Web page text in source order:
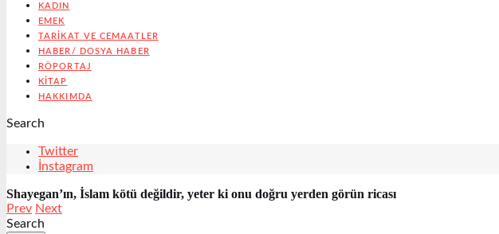
KADIN
EMEK
TARIKAT VE CEMAATLER
HABER/ DOSYA HABER
RÖPORTAJ
KITAP
HAKKIMDA
Search
Twitter
İnstagram
Shayegan’ın, İslam kötü değildir, yeter ki onu doğru yerden görün ricası
Prev Next
Search